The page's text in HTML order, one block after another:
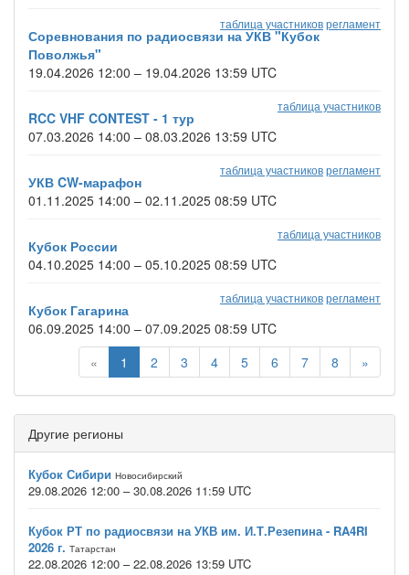
таблица участниковрегламент
Соревнования по радиосвязи на УКВ "Кубок
Поволжья"
19.04.2026 12:00 – 19.04.2026 13:59 UTC
таблица участников
RCC VHF CONTEST - 1 тур
07.03.2026 14:00 – 08.03.2026 13:59 UTC
таблица участниковрегламент
УКВ CW-марафон
01.11.2025 14:00 – 02.11.2025 08:59 UTC
таблица участников
Кубок России
04.10.2025 14:00 – 05.10.2025 08:59 UTC
таблица участниковрегламент
Кубок Гагарина
06.09.2025 14:00 – 07.09.2025 08:59 UTC
«
1 2 3 4 5 6 7 8 »
Другие регионы
Кубок Сибири Новосибирский
29.08.2026 12:00 – 30.08.2026 11:59 UTC
Кубок РТ по радиосвязи на УКВ им. И.Т.Резепина - RA4RI
2026 г. Татарстан
22.08.2026 12:00 – 22.08.2026 13:59 UTC